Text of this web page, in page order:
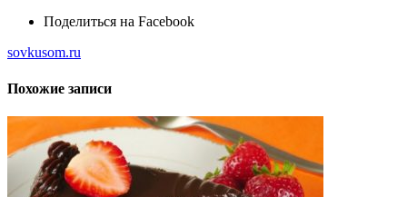
Поделиться на Facebook
sovkusom.ru
Похожие записи